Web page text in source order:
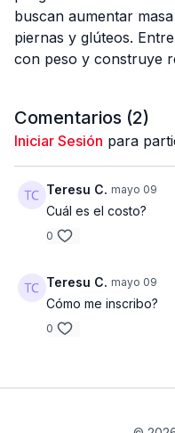
buscan aumentar
piernas y glúteos.
con peso y construye
Comentarios (2)
Iniciar Sesión para
Teresu C. mayo 09
Cuál es el costo?
0
Teresu C. mayo 09
Cómo me inscribo?
0